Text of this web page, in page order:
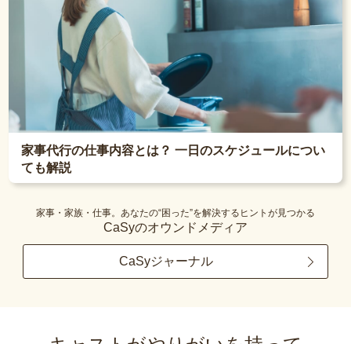
家事代行の仕事内容とは？ 一日のスケジュールについ
ても解説
家事・家族・仕事。あなたの“困った”を解決するヒントが見つかる
CaSyのオウンドメディア
CaSyジャーナル